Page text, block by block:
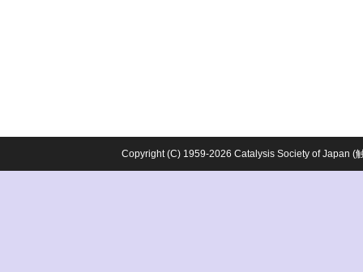
Copyright (C) 1959-2026 Catalysis Society of Japan (